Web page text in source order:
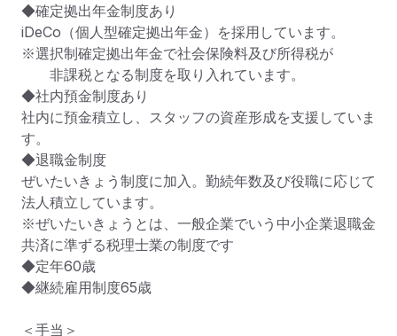
◆確定拠出年金制度あり
iDeCo（個人型確定拠出年金）を採用しています。
※選択制確定拠出年金で社会保険料及び所得税が
非課税となる制度を取り入れています。
◆社内預金制度あり
社内に預金積立し、スタッフの資産形成を支援していま
す。
◆退職金制度
ぜいたいきょう制度に加入。勤続年数及び役職に応じて
法人積立しています。
※ぜいたいきょうとは、一般企業でいう中小企業退職金
共済に準ずる税理士業の制度です
◆定年60歳
◆継続雇用制度65歳
＜手当＞